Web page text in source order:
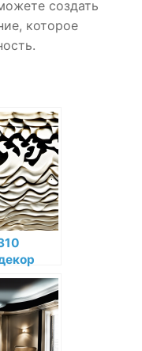
создать
которое
по
в